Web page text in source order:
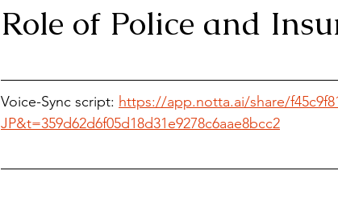
Role of Police and
Voice-Sync script: https://app.notta.ai/share/
JP&t=359d62d6f05d18d31e9278c6aae8bcc2